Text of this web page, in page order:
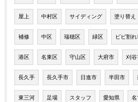
屋上 中村区 サイディング 塗り替え
補修 中区 瑞穂区 緑区 ビビ割
港区 名東区 守山区 大府市 刈谷
長久手 長久手市 日進市 半田市
東三河 足場 スタッフ 愛知県 名